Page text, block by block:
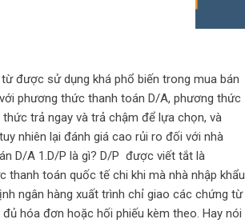
được sử dụng khá phổ biến trong mua bán
phương thức thanh toán D/A, phương thức
trả ngay và trả chậm để lựa chọn, và
nhiên lại đánh giá cao rủi ro đối với nhà
D/A 1.D/P là gì? D/P được viết tắt là
toán quốc tế chi khi mà nhà nhập khẩu
ngân hàng xuất trình chỉ giao các chứng từ
hóa đơn hoặc hối phiếu kèm theo. Hay nói